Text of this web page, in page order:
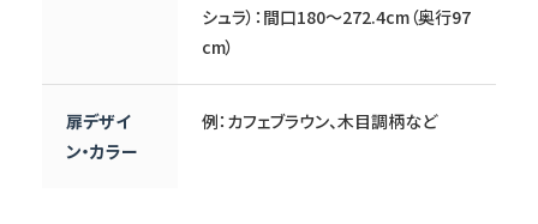
シュラ）：間口180〜272.4cm（奥行97
cm）
扉デザイ
ン・カラー
例：カフェブラウン、木目調柄など